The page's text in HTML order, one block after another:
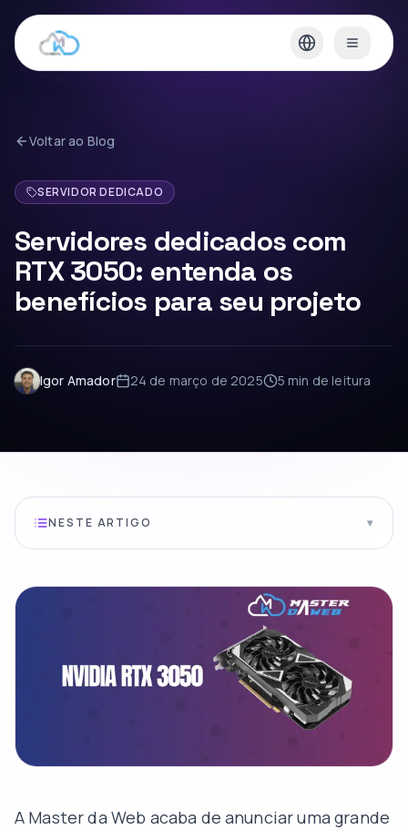
Voltar ao Blog
SERVIDOR DEDICADO
Servidores dedicados com
RTX 3050: entenda os
benefícios para seu projeto
Igor Amador 24 de março de 2025 5 min de leitura
NESTE ARTIGO ▾
A Master da Web acaba de anunciar uma grande